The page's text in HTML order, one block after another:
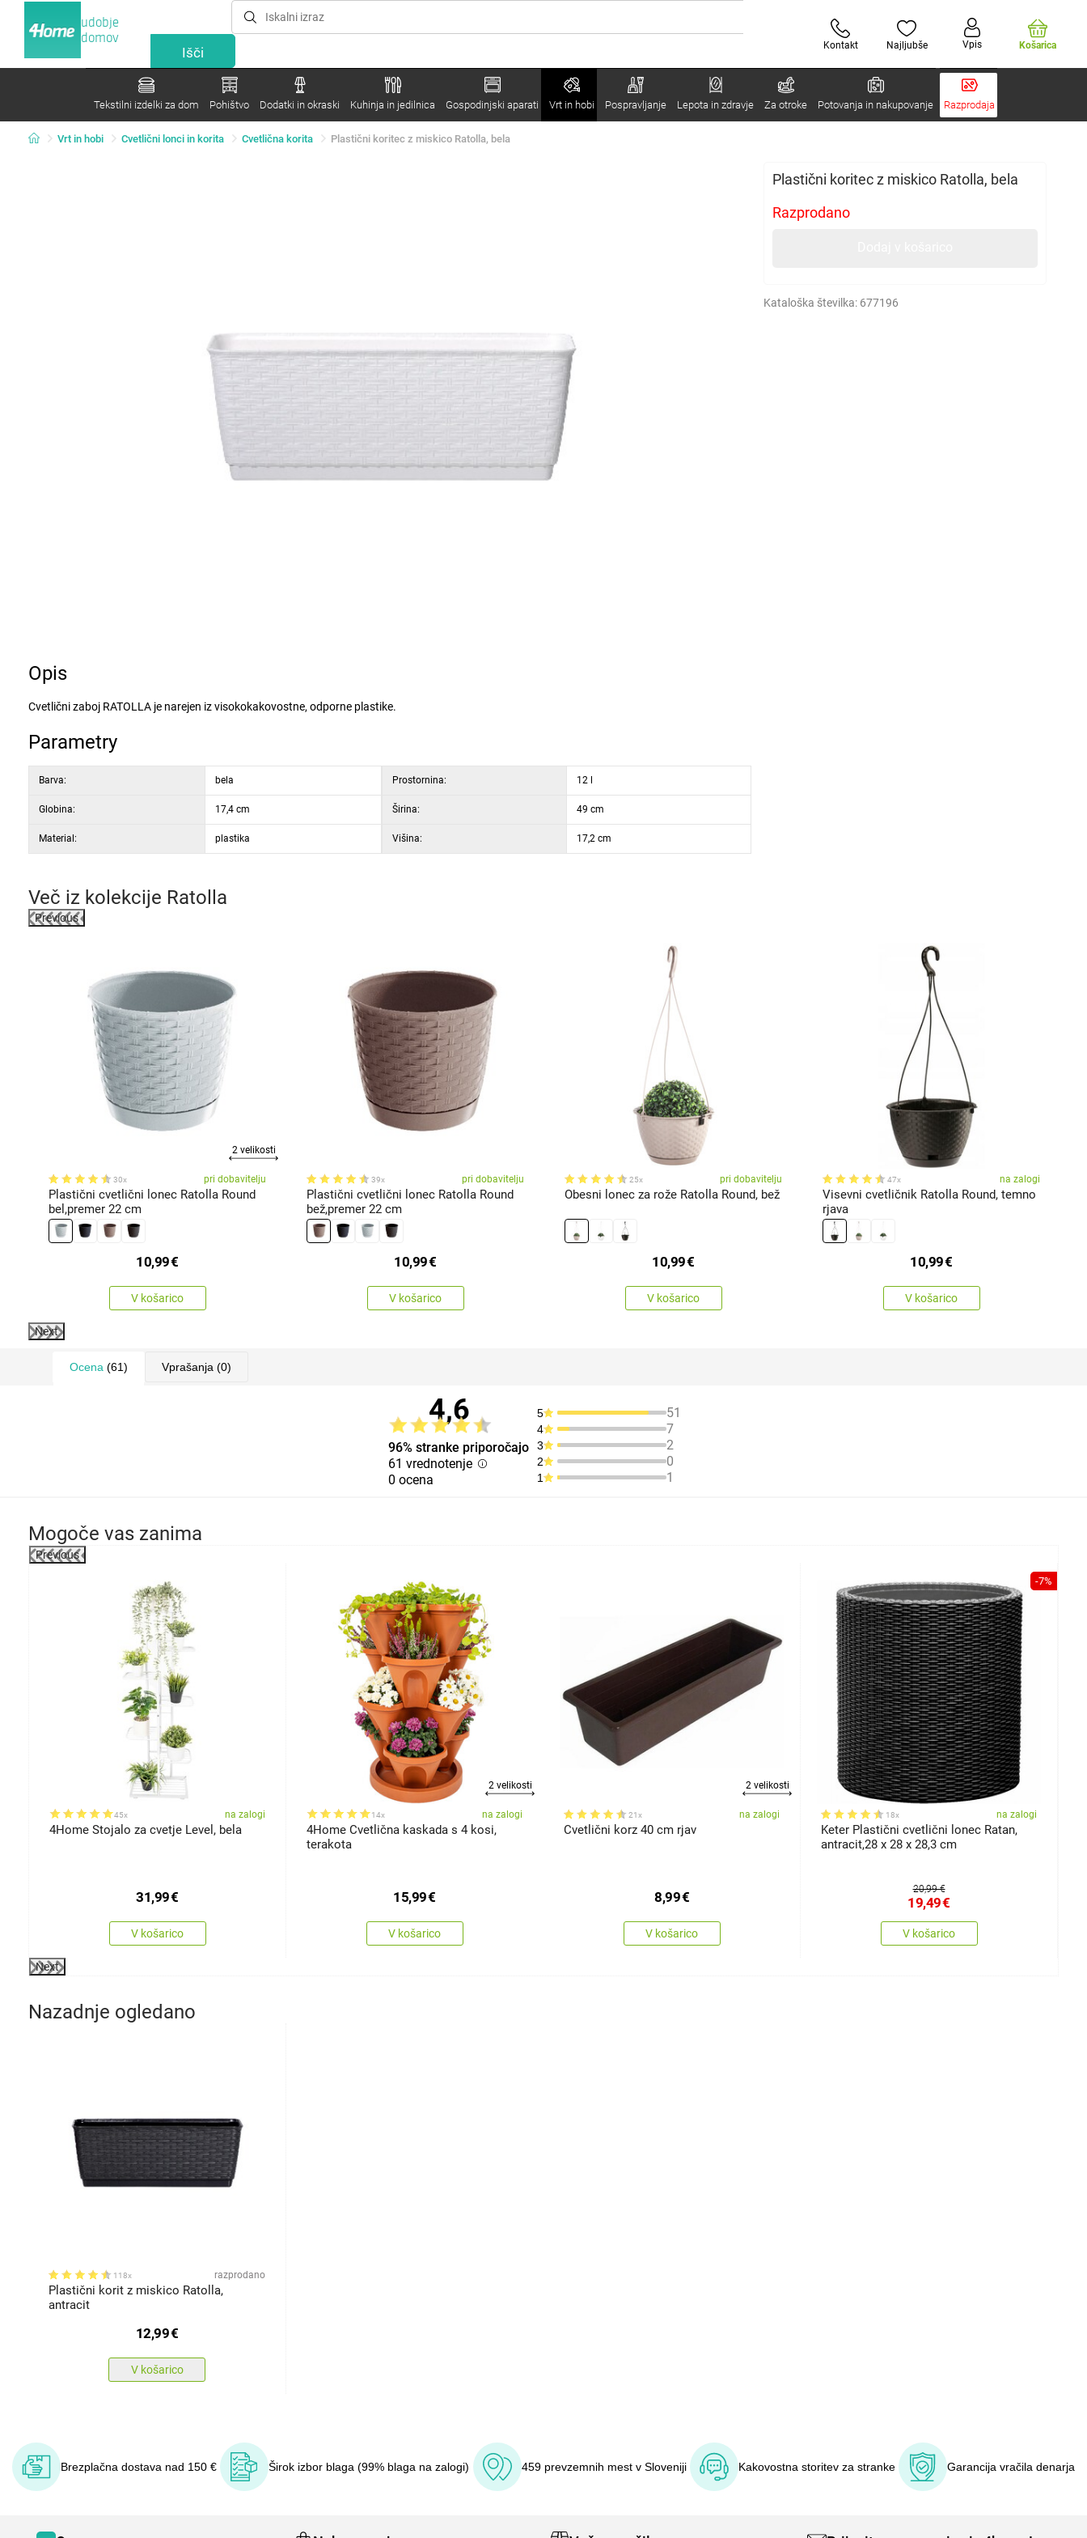
udobje
domov
Kontakt Najljubše Vpis Košarica
Tekstilni izdelki za dom Pohištvo Dodatki in okraski Kuhinja in jedilnica Gospodinjski aparati Vrt in hobi Pospravljanje Lepota in zdravje Za otroke Potovanja in nakupovanje Razprodaja
Vrt in hobi Cvetlični lonci in korita Cvetlična korita Plastični koritec z miskico Ratolla, bela
Plastični koritec z miskico Ratolla, bela
Razprodano
Kataloška številka: 677196
Opis
Cvetlični zaboj RATOLLA je narejen iz visokokakovostne, odporne plastike.
Parametry
Barva: bela
Globina: 17,4 cm
Material: plastika
Prostornina: 12 l
Širina: 49 cm
Višina: 17,2 cm
Več iz kolekcije Ratolla
Previous
2 velikosti
30x pri dobavitelju
Plastični cvetlični lonec Ratolla Round
bel,premer 22 cm
10,99€
V košarico
39x pri dobavitelju
Plastični cvetlični lonec Ratolla Round
bež,premer 22 cm
10,99€
V košarico
25x pri dobavitelju
Obesni lonec za rože Ratolla Round, bež
10,99€
V košarico
47x na zalogi
Visevni cvetličnik Ratolla Round, temno
rjava
10,99€
V košarico
Next
Ocena (61) Vprašanja (0)
4,6
96% stranke priporočajo
61 vrednotenje
0 ocena
5 51
4 7
3 2
2 0
1 1
Mogoče vas zanima
Previous
45x na zalogi
4Home Stojalo za cvetje Level, bela
31,99€
V košarico
2 velikosti
14x na zalogi
4Home Cvetlična kaskada s 4 kosi,
terakota
15,99€
V košarico
2 velikosti
21x na zalogi
Cvetlični korz 40 cm rjav
8,99€
V košarico
-7%
18x na zalogi
Keter Plastični cvetlični lonec Ratan,
antracit,28 x 28 x 28,3 cm
20,99 €
19,49€
V košarico
Next
Nazadnje ogledano
118x razprodano
Plastični korit z miskico Ratolla,
antracit
12,99€
V košarico
Brezplačna dostava nad 150 € Širok izbor blaga (99% blaga na zalogi) 459 prevzemnih mest v Sloveniji Kakovostna storitev za stranke Garancija vračila denarja